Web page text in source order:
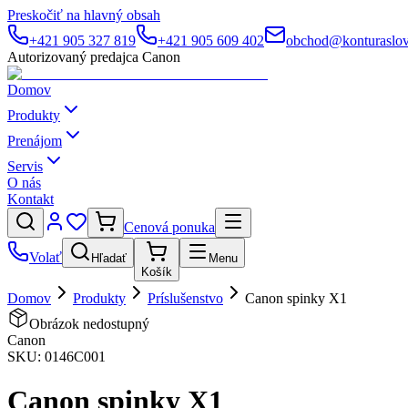
Preskočiť na hlavný obsah
+421 905 327 819
+421 905 609 402
Autorizovaný predajca Canon
Domov
Produkty
Prenájom
Servis
O nás
Kontakt
Cenová ponuka
Volať
Hľadať
Košík
Menu
Domov Produkty Príslušenstvo
Canon spinky X1
Obrázok nedostupný
Canon
SKU: 0146C001
Canon spinky X1